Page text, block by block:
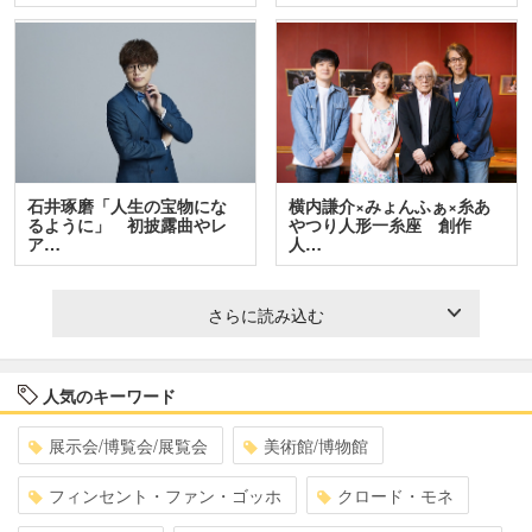
石井琢磨「人生の宝物にな
るように」 初披露曲やレ
ア…
横内謙介×みょんふぁ×糸あ
やつり人形一糸座 創作
人…
さらに読み込む
人気のキーワード
展示会/博覧会/展覧会 美術館/博物館
フィンセント・ファン・ゴッホ クロード・モネ